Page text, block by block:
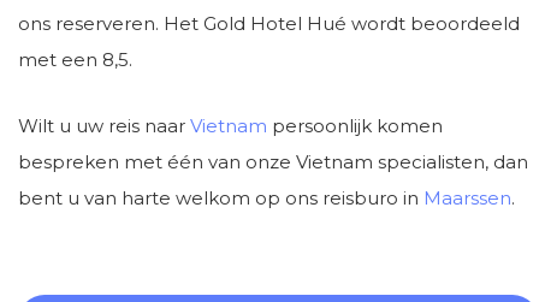
ons reserveren. Het Gold Hotel Hué wordt beoordeeld
met een 8,5.
Wilt u uw reis naar Vietnam persoonlijk komen
bespreken met één van onze Vietnam specialisten, dan
bent u van harte welkom op ons reisburo in Maarssen.